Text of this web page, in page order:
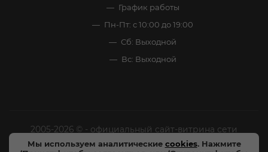
Мы используем аналитические cookies. Нажмите
График работы
Пн-Пт: с 10:00 до 19:00
Сб: Выходной
Вс: Выходной
2005-2026 © - официальный сайт-витрина сети
специализированных напитков "Калейдоскоп Напитков